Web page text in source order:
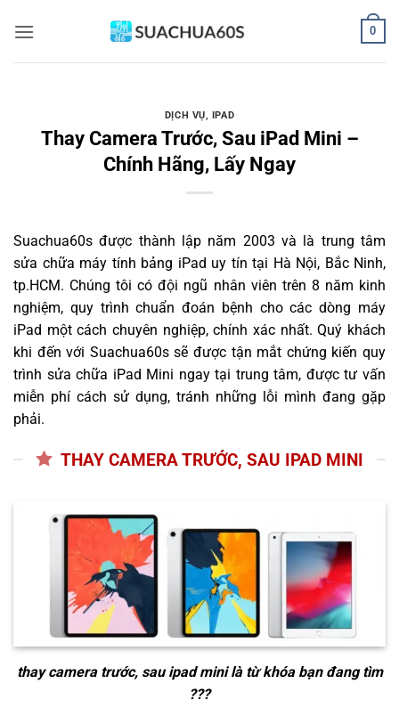
qua
0
DỊCH VỤ, IPAD
Thay Camera Trước, Sau iPad Mini –
Chính Hãng, Lấy Ngay
Suachua60s được thành lập năm 2003 và là trung tâm
sửa chữa máy tính bảng iPad uy tín tại Hà Nội, Bắc Ninh,
tp.HCM. Chúng tôi có đội ngũ nhân viên trên 8 năm kinh
nghiệm, quy trình chuẩn đoán bệnh cho các dòng máy
iPad một cách chuyên nghiệp, chính xác nhất. Quý khách
khi đến với Suachua60s sẽ được tận mắt chứng kiến quy
trình sửa chữa iPad Mini ngay tại trung tâm, được tư vấn
miễn phí cách sử dụng, tránh những lỗi mình đang gặp
phải.
THAY CAMERA TRƯỚC, SAU IPAD MINI
thay camera trước, sau ipad minilà từ khóa bạn đang tìm
???